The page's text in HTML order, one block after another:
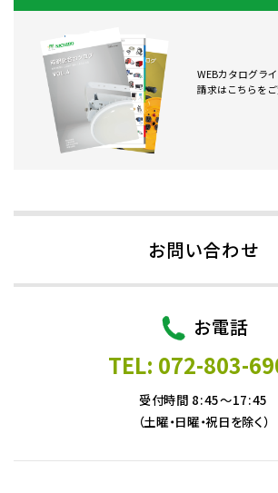
WEBカタログラ
請求はこちらをご
お問い合わせ
お電話
TEL: 072-803-
受付時間 8:45～17:45
（土曜・日曜・祝日を除く）